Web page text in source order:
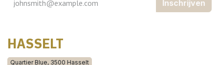
Inschrijven
HASSELT
Quartier Blue, 3500 Hasselt